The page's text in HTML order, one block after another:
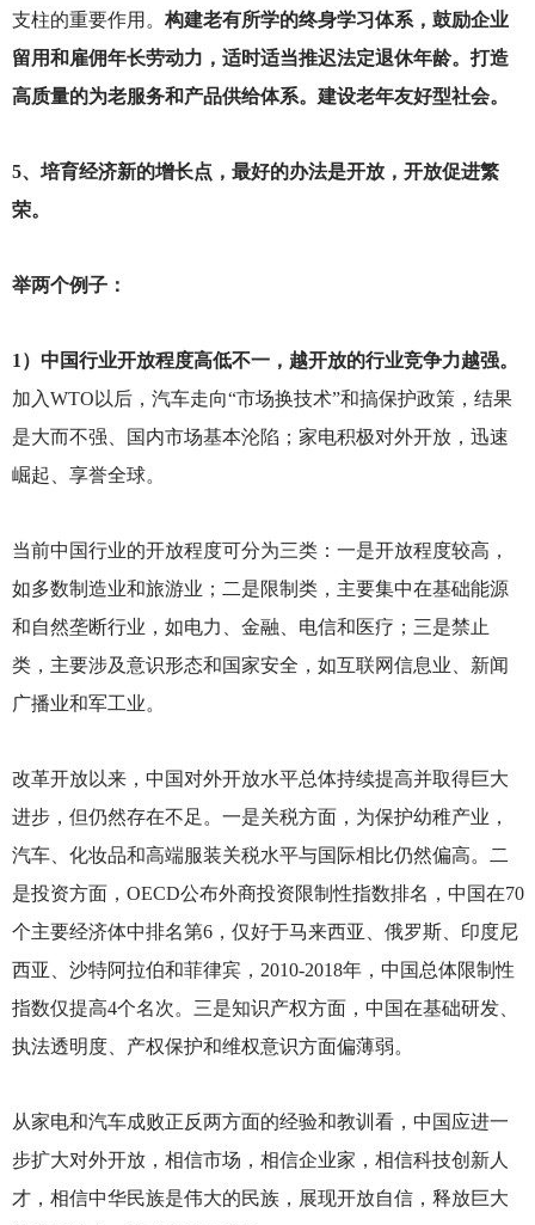
支柱的重要作用。 构建老有所学的终身学习体系，鼓励企业
留用和雇佣年长劳动力，适时适当推迟法定退休年龄。打造
高质量的为老服务和产品供给体系。建设老年友好型社会。
5、培育经济新的增长点，最好的办法是开放，开放促进繁
荣。
举两个例子：
1 ）中国行业开放程度高低不一，越开放的行业竞争力越强。
加入WTO以后，汽车走向“市场换技术”和搞保护政策，结果
是大而不强、国内市场基本沦陷；家电积极对外开放，迅速
崛起、享誉全球。
当前中国行业的开放程度可分为三类：一是开放程度较高，
如多数制造业和旅游业；二是限制类，主要集中在基础能源
和自然垄断行业，如电力、金融、电信和医疗；三是禁止
类，主要涉及意识形态和国家安全，如互联网信息业、新闻
广播业和军工业。
改革开放以来，中国对外开放水平总体持续提高并取得巨大
进步，但仍然存在不足。一是关税方面，为保护幼稚产业，
汽车、化妆品和高端服装关税水平与国际相比仍然偏高。二
是投资方面，OECD公布外商投资限制性指数排名，中国在70
个主要经济体中排名第6，仅好于马来西亚、俄罗斯、印度尼
西亚、沙特阿拉伯和菲律宾，2010-2018年，中国总体限制性
指数仅提高4个名次。三是知识产权方面，中国在基础研发、
执法透明度、产权保护和维权意识方面偏薄弱。
从家电和汽车成败正反两方面的经验和教训看，中国应进一
步扩大对外开放，相信市场，相信企业家，相信科技创新人
才，相信中华民族是伟大的民族，展现开放自信，释放巨大